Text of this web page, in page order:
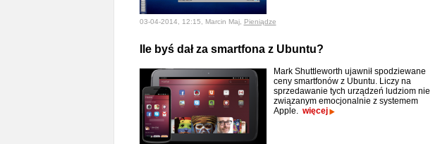
03-04-2014, 12:15, Marcin Maj, Pieniądze
Ile byś dał za smartfona z Ubuntu?
Mark Shuttleworth ujawnił spodziewane
ceny smartfonów z Ubuntu. Liczy na
sprzedawanie tych urządzeń ludziom nie
związanym emocjonalnie z systemem
Apple. więcej